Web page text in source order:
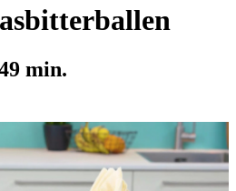
min.